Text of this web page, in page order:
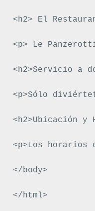
<h2> El
<p> Le
<h2>Servicio a
<p>Sólo
<h2>Ubicación y
<p>Los horarios
</body>